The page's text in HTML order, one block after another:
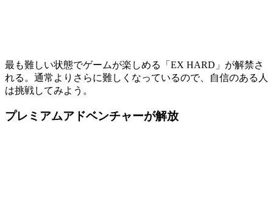
最も難しい状態でゲームが楽しめる「EX HARD」が解禁さ
れる。通常よりさらに難しくなっているので、自信のある人
は挑戦してみよう。
プレミアムアドベンチャーが解放